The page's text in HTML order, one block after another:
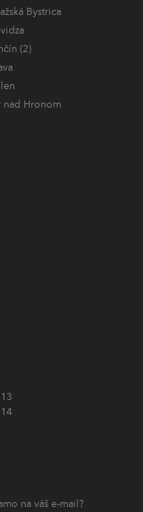
Bystrica
(2)
nad Hronom
na váš e-mail?